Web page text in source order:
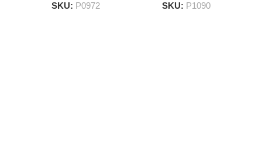
SKU: P0972
SKU: P1090